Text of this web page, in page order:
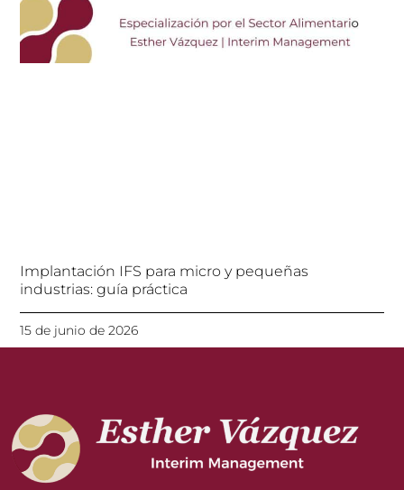
Implantación IFS para micro y pequeñas
industrias: guía práctica
15 de junio de 2026